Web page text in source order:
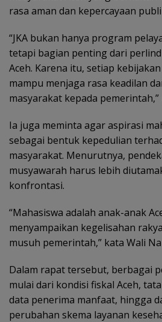
rasa aman dan kepercayaan
“JKA bukan hanya program
tetapi bagian penting dari
Aceh. Karena itu, setiap
mampu menjaga rasa keadilan
masyarakat kepada
Ia juga meminta agar aspirasi
sebagai bentuk kepedulian
masyarakat. Menurutnya,
musyawarah harus lebih
konfrontasi.
“Mahasiswa adalah anak-anak
menyampaikan kegelisahan
musuh pemerintah,” kata Wali
Dalam rapat tersebut, berbagai
mulai dari kondisi fiskal Aceh,
data penerima manfaat, hingga
perubahan skema layanan